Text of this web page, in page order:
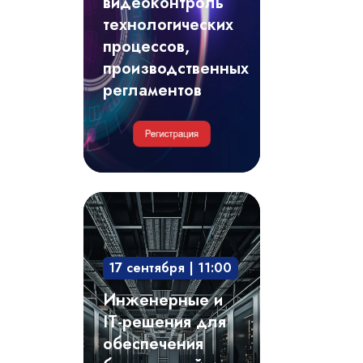
регламентов
технологических
процессов,
производственных
регламентов
Инженерные
и
IT-
решения
для
обеспечения
безотказной
17 сентября | 11:00
Инженерные и
IT-решения для
обеспечения